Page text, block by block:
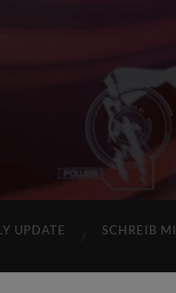
UPDATE SCHREIB